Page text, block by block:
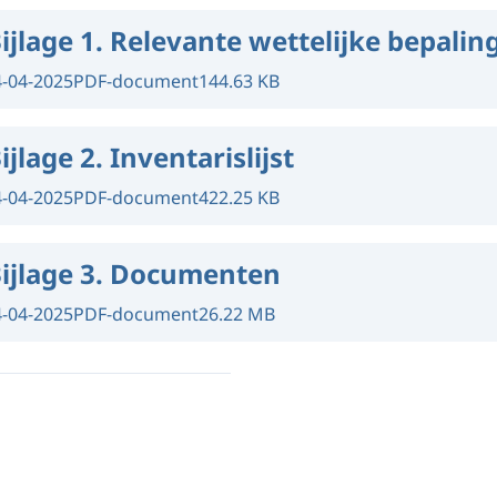
1. Relevante wettelijke
04-2025PDF-document144.63 KB
2. Inventarislijst
04-2025PDF-document422.25 KB
3. Documenten
04-2025PDF-document26.22 MB